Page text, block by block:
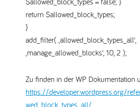
return $allowed_block_types;
}
add_filter( ‚allowed_block_types_all‘,
‚manage_allowed_blocks‘, 10, 2 );
Zu finden in der WP Dokumentation
https://developer.wordpress.org/
wed_block_types_all/